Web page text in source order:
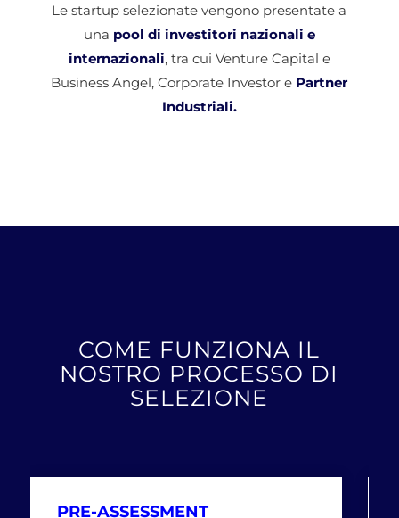
Le startup selezionate vengono presentate a
una pool di investitori nazionali e
internazionali, tra cui Venture Capital e
Business Angel, Corporate Investor e Partner
Industriali.
COME FUNZIONA IL
NOSTRO PROCESSO DI
SELEZIONE
PRE-ASSESSMENT